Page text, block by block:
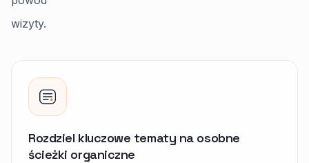
wizyty.
Rozdziel kluczowe tematy na osobne
ścieżki organiczne